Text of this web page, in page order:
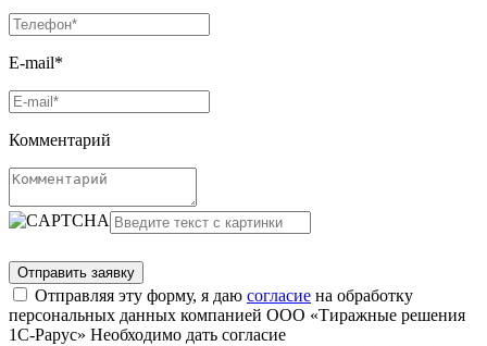
E-mail*
Комментарий
Отправляя эту форму, я даю согласие на обработку
персональных данных компанией ООО «Тиражные решения
1С-Рарус» Необходимо дать согласие